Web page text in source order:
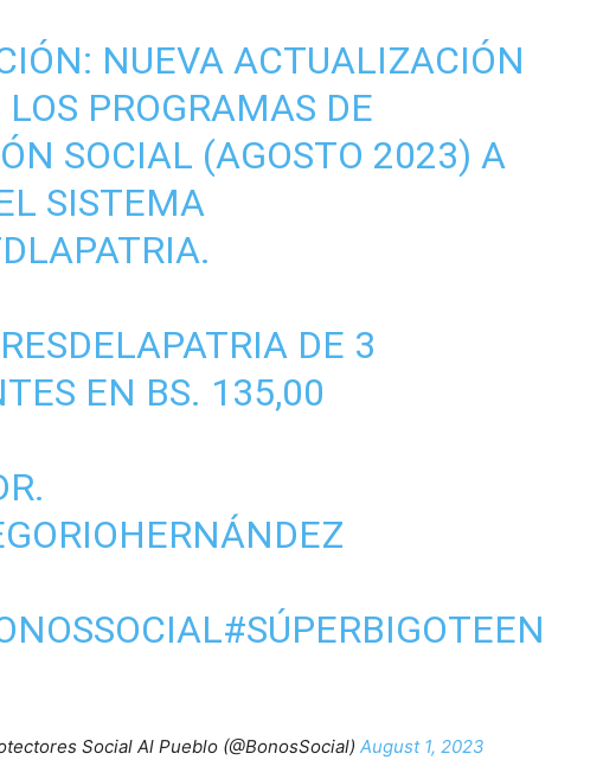
: NUEVA ACTUALIZACIÓN
LOS PROGRAMAS DE
SOCIAL (AGOSTO 2023) A
SISTEMA
.
DE 3
EN BS. 135,00
#SÚPERBIGOTEEN
Social Al Pueblo (@BonosSocial) August 1, 2023